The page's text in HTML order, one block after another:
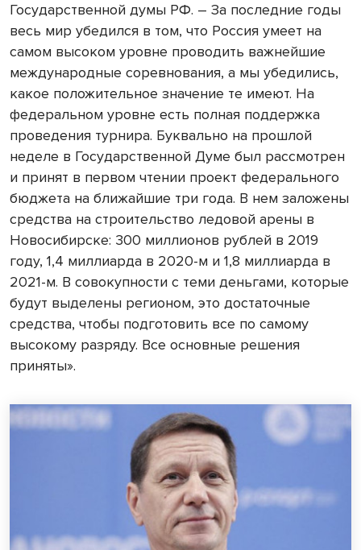
Государственной думы РФ. – За последние годы
весь мир убедился в том, что Россия умеет на
самом высоком уровне проводить важнейшие
международные соревнования, а мы убедились,
какое положительное значение те имеют. На
федеральном уровне есть полная поддержка
проведения турнира. Буквально на прошлой
неделе в Государственной Думе был рассмотрен
и принят в первом чтении проект федерального
бюджета на ближайшие три года. В нем заложены
средства на строительство ледовой арены в
Новосибирске: 300 миллионов рублей в 2019
году, 1,4 миллиарда в 2020-м и 1,8 миллиарда в
2021-м. В совокупности с теми деньгами, которые
будут выделены регионом, это достаточные
средства, чтобы подготовить все по самому
высокому разряду. Все основные решения
приняты».